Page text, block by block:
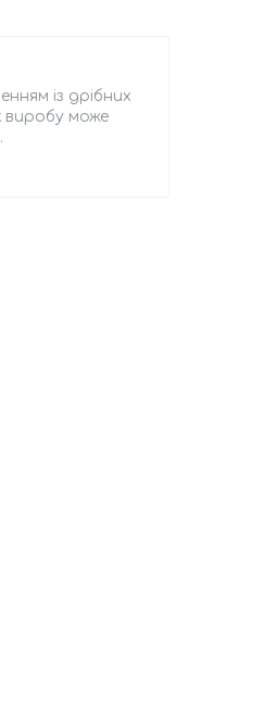
із дрібних
виробу може